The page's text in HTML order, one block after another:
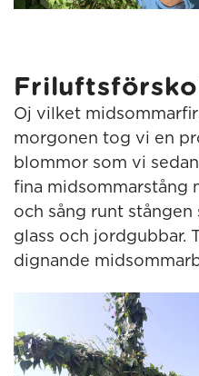
Oj vilket
morgonen tog vi en
blommor som vi
fina midsommarstång
och sång runt stången
glass och jordgubbar.
dignande